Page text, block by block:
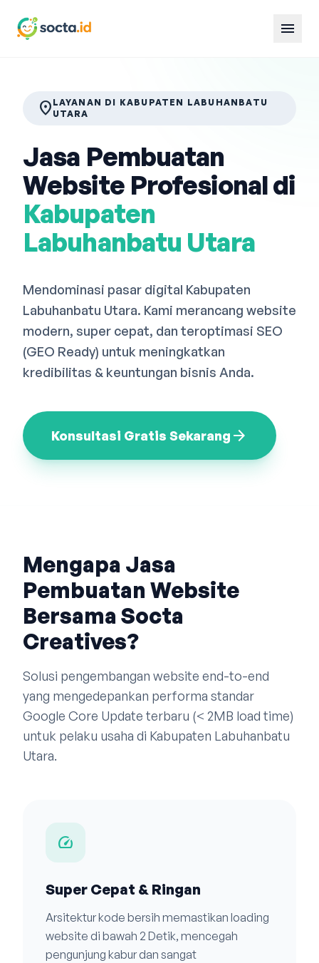
menu
Bahasa Indonesia English 中文
location_onLAYANAN DI KABUPATEN LABUHANBATU
UTARA
Jasa Pembuatan
Website Profesional di
Kabupaten
Labuhanbatu Utara
Mendominasi pasar digital Kabupaten
Labuhanbatu Utara. Kami merancang website
modern, super cepat, dan teroptimasi SEO
(GEO Ready) untuk meningkatkan
kredibilitas & keuntungan bisnis Anda.
Konsultasi Gratis Sekarang arrow_forward
Mengapa Jasa
Pembuatan Website
Bersama Socta
Creatives?
Solusi pengembangan website end-to-end
yang mengedepankan performa standar
Google Core Update terbaru (< 2MB load time)
untuk pelaku usaha di Kabupaten Labuhanbatu
Utara.
speed
Super Cepat & Ringan
Arsitektur kode bersih memastikan loading
website di bawah 2 Detik, mencegah
pengunjung kabur dan sangat